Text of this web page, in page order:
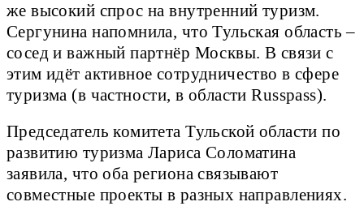
же высокий спрос на внутренний туризм.
Сергунина напомнила, что Тульская область –
сосед и важный партнёр Москвы. В связи с
этим идёт активное сотрудничество в сфере
туризма (в частности, в области Russpass).
Председатель комитета Тульской области по
развитию туризма Лариса Соломатина
заявила, что оба региона связывают
совместные проекты в разных направлениях.